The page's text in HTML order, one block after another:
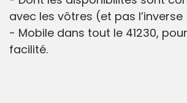
avec les vôtres (et pas l’inverse
- Mobile dans tout le 41230,
facilité.